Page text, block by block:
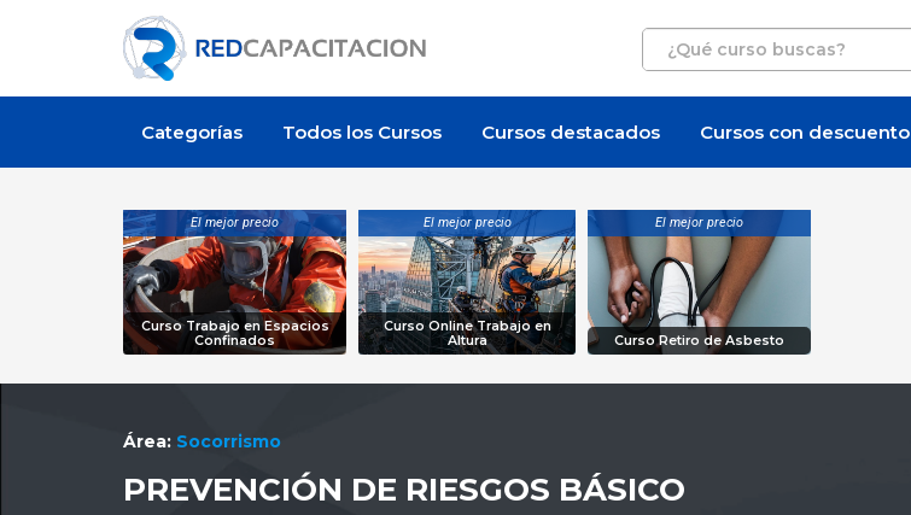
Categorías Todos los Cursos Cursos destacados Cursos con descuento
El mejor precio
Curso Trabajo en Espacios
Confinados
El mejor precio
Curso Online Trabajo en
Altura
El mejor precio
Curso Retiro de Asbesto
Área: Socorrismo
PREVENCIÓN DE RIESGOS BÁSICO